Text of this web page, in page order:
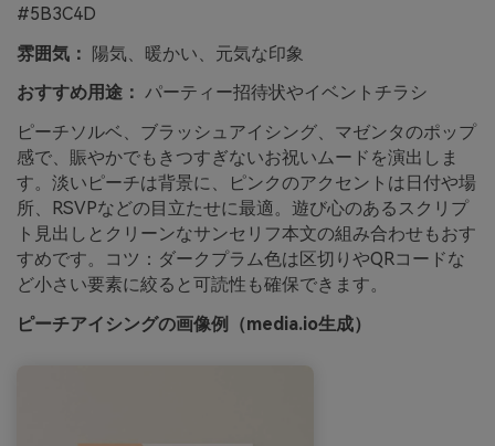
#5B3C4D
雰囲気： 陽気、暖かい、元気な印象
おすすめ用途： パーティー招待状やイベントチラシ
ピーチソルベ、ブラッシュアイシング、マゼンタのポップ
感で、賑やかでもきつすぎないお祝いムードを演出しま
す。淡いピーチは背景に、ピンクのアクセントは日付や場
所、RSVPなどの目立たせに最適。遊び心のあるスクリプ
ト見出しとクリーンなサンセリフ本文の組み合わせもおす
すめです。コツ：ダークプラム色は区切りやQRコードな
ど小さい要素に絞ると可読性も確保できます。
ピーチアイシングの画像例（media.io生成）